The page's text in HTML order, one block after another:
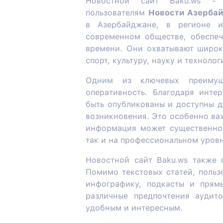
пользователям Новости
в Азербайджане, в регионе
современном обществе,
времени. Они охватывают
спорт, культуру, науку и
Одним из ключевых
оперативность. Благодаря
быть опубликованы и доступны
возникновения. Это особенно
информация может
так и на профессиональном
Новостной сайт Baku.ws также
Помимо текстовых статей,
инфографику, подкасты и
различные предпочтения
удобным и интересным.